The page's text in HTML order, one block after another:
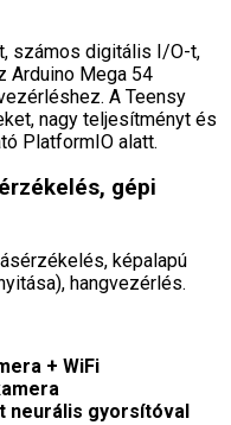
számos digitális I/O-t,
Arduino Mega 54
A Teensy
nagy teljesítményt és
PlatformIO alatt.
gépi
képalapú
hangvezérlés.
+ WiFi
neurális gyorsítóval